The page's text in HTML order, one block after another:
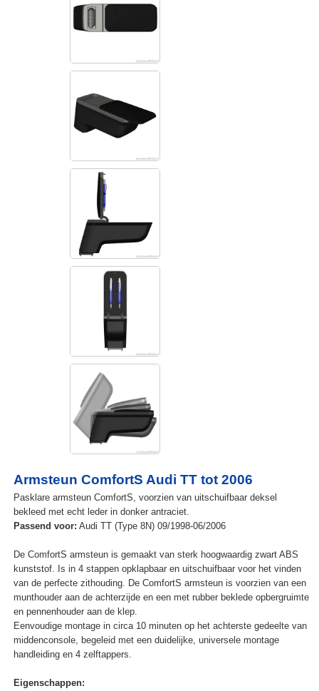
Armsteun ComfortS Audi TT tot 2006
Pasklare armsteun ComfortS, voorzien van uitschuifbaar deksel
bekleed met echt leder in donker antraciet.
Passend voor: Audi TT (Type 8N) 09/1998-06/2006
De ComfortS armsteun is gemaakt van sterk hoogwaardig zwart ABS
kunststof. Is in 4 stappen opklapbaar en uitschuifbaar voor het vinden
van de perfecte zithouding. De ComfortS armsteun is voorzien van een
munthouder aan de achterzijde en een met rubber beklede opbergruimte
en pennenhouder aan de klep.
Eenvoudige montage in circa 10 minuten op het achterste gedeelte van
middenconsole, begeleid met een duidelijke, universele montage
handleiding en 4 zelftappers.
Eigenschappen: